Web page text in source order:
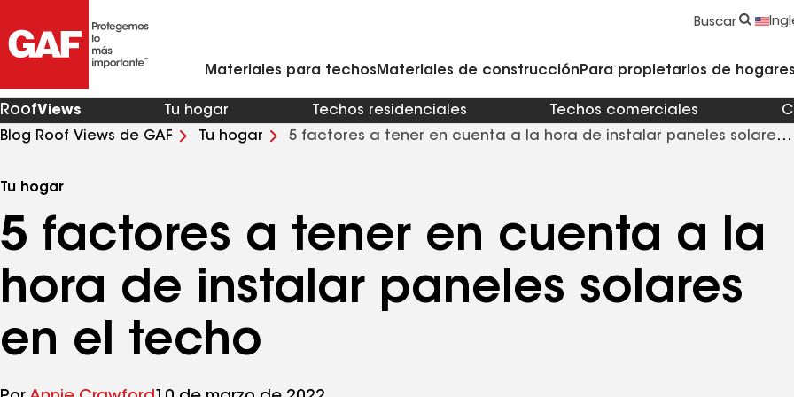
Buscar
Materiales para techos Materiales de construcción Para propietarios de
RoofViews Tu hogar Techos residenciales Techos comerciales
Blog Roof Views de GAF
Tu hogar
5 factores a tener en cuenta a la hora de instalar paneles solares
Tu hogar
5 factores a tener en cuenta a la
hora de instalar paneles solares
en el techo